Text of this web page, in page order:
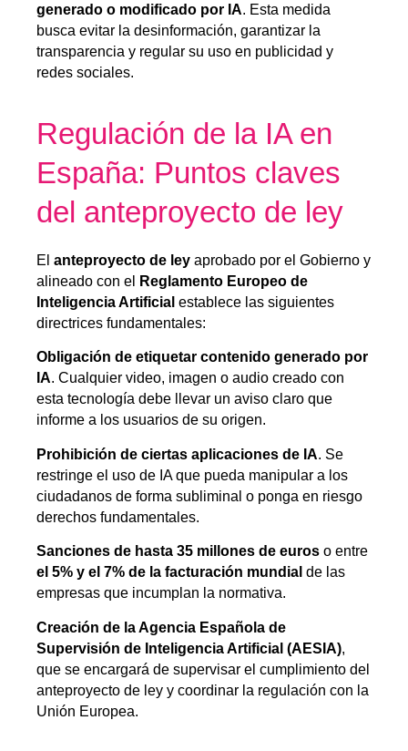
generado o modificado por IA. Esta medida
busca evitar la desinformación, garantizar la
transparencia y regular su uso en publicidad y
redes sociales.
Regulación de la IA en
España: Puntos claves
del anteproyecto de ley
El anteproyecto de ley aprobado por el Gobierno y
alineado con el
Reglamento Europeo de
Inteligencia Artificial establece las siguientes
directrices fundamentales:
Obligación de etiquetar contenido generado por
IA. Cualquier video, imagen o audio creado con
esta tecnología debe llevar un aviso claro que
informe a los usuarios de su origen.
Prohibición de ciertas aplicaciones de IA. Se
restringe el uso de IA que pueda manipular a los
ciudadanos de forma subliminal o ponga en riesgo
derechos fundamentales.
Sanciones de hasta 35 millones de euros o entre
el 5% y el 7% de la facturación mundial de las
empresas que incumplan la normativa.
Creación de la Agencia Española de
Supervisión de Inteligencia Artificial (AESIA),
que se encargará de supervisar el cumplimiento del
anteproyecto de ley y coordinar la regulación con la
Unión Europea.